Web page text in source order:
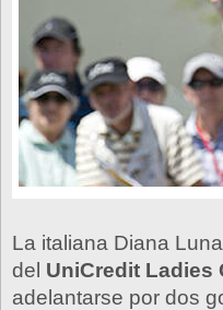
La italiana Diana
del UniCredit Ladies
adelantarse por dos